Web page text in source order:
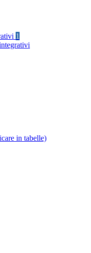
1
in tabelle)